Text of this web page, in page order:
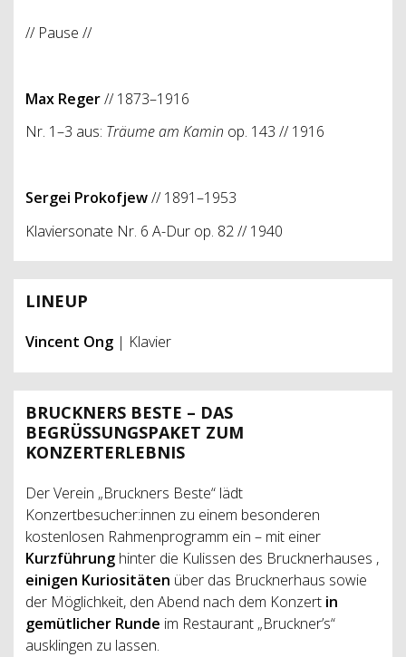
// Pause //
Max Reger// 1873–1916
Nr. 1–3 aus: Träume am Kamin op. 143 // 1916
Sergei Prokofjew// 1891–1953
Klaviersonate Nr. 6 A-Dur op. 82 // 1940
LINEUP
Vincent Ong | Klavier
BRUCKNERS BESTE – DAS
BEGRÜSSUNGSPAKET ZUM
KONZERTERLEBNIS
Der Verein „Bruckners Beste“ lädt
Konzertbesucher:innen zu einem besonderen
kostenlosen Rahmenprogramm ein – mit einer
Kurzführung hinter die Kulissen des Brucknerhauses ,
einigen Kuriositäten über das Brucknerhaus sowie
der Möglichkeit, den Abend nach dem Konzert in
gemütlicher Runde im Restaurant „Bruckner’s“
ausklingen zu lassen.